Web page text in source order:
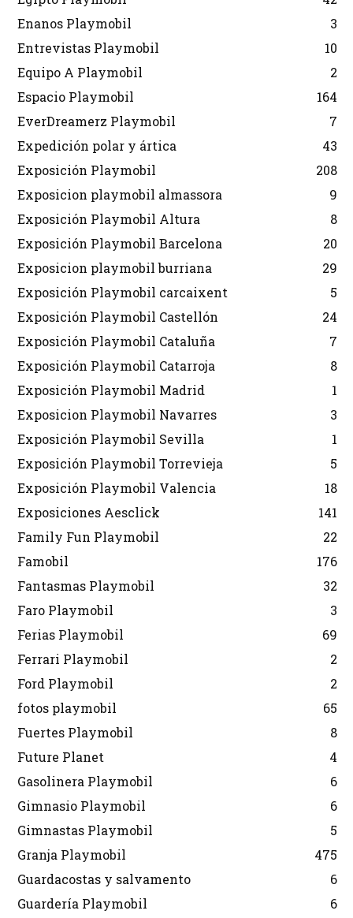
Enanos Playmobil
3
Entrevistas Playmobil
10
Equipo A Playmobil
2
Espacio Playmobil
164
EverDreamerz Playmobil
7
Expedición polar y ártica
43
Exposición Playmobil
208
Exposicion playmobil almassora
9
Exposición Playmobil Altura
8
Exposición Playmobil Barcelona
20
Exposicion playmobil burriana
29
Exposición Playmobil carcaixent
5
Exposición Playmobil Castellón
24
Exposición Playmobil Cataluña
7
Exposición Playmobil Catarroja
8
Exposición Playmobil Madrid
1
Exposicion Playmobil Navarres
3
Exposición Playmobil Sevilla
1
Exposición Playmobil Torrevieja
5
Exposición Playmobil Valencia
18
Exposiciones Aesclick
141
Family Fun Playmobil
22
Famobil
176
Fantasmas Playmobil
32
Faro Playmobil
3
Ferias Playmobil
69
Ferrari Playmobil
2
Ford Playmobil
2
fotos playmobil
65
Fuertes Playmobil
8
Future Planet
4
Gasolinera Playmobil
6
Gimnasio Playmobil
6
Gimnastas Playmobil
5
Granja Playmobil
475
Guardacostas y salvamento
6
Guardería Playmobil
6